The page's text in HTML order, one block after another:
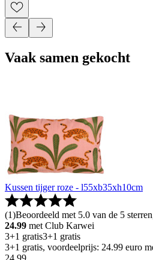
Vaak samen gekocht
Kussen tijger roze - l55xb35xh10cm
(1)Beoordeeld met 5.0 van de 5
24.99 met Club Karwei
3+1 gratis3+1 gratis
3+1 gratis, voordeelprijs: 24.99 euro